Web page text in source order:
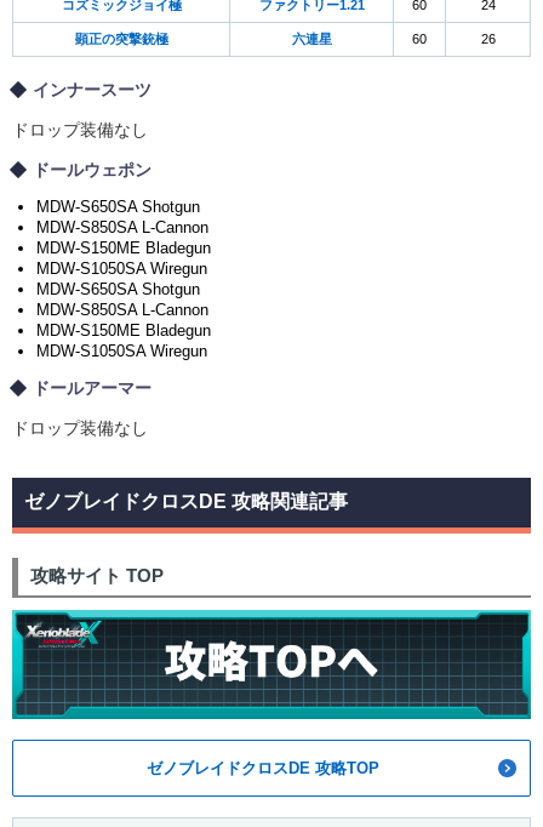
コズミックジョイ極 ファクトリー1.21 60 24
顕正の突撃銃極 六連星 60 26
インナースーツ
ドロップ装備なし
ドールウェポン
MDW-S650SA Shotgun
MDW-S850SA L-Cannon
MDW-S150ME Bladegun
MDW-S1050SA Wiregun
MDW-S650SA Shotgun
MDW-S850SA L-Cannon
MDW-S150ME Bladegun
MDW-S1050SA Wiregun
ドールアーマー
ドロップ装備なし
ゼノブレイドクロスDE 攻略関連記事
攻略サイト TOP
ゼノブレイドクロスDE 攻略TOP